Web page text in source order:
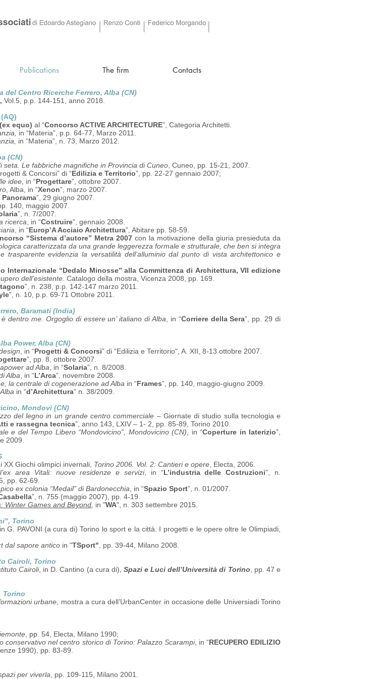
Centro Ricerche Ferrero, Alba (CN)
, Vol.5, p.p. 144-151, anno 2018.
equo) al “Concorso ACTIVE ARCHITECTURE”, Categoria Architetti.
in “Materia”, p.p. 64-77, Marzo 2011.
in “Materia”, n. 73, Marzo 2012.
(CN)
seta. Le fabbriche magnifiche in Provincia di Cuneo , Cuneo, pp. 15-21, 2007.
& Concorsi” di “Edilizia e Territorio”, pp. 22-27 gennaio 2007;
idee , in “Progettare”, ottobre 2007.
, Alba, in “Xenon”, marzo 2007.
”, 29 giugno 2007.
140, maggio 2007.
”, n. 7/2007.
ricerca , in “Costruire”, gennaio 2008.
, in “Europ’A Acciaio Architettura”, Abitare pp. 58-59.
“Sistema d’autore” Metra 2007 con la motivazione della giuria presieduta da
caratterizzata da una grande leggerezza formale e strutturale, che ben si integra
trasparenteevidenzia la versatilità dell’alluminio dal punto di vista architettonico e
Internazionale “Dedalo Minosse” alla Committenza di Architettura, VII edizione
dell’esistente. Catalogo della mostra, Vicenza 2008, pp. 169.
”, n. 238, p.p. 142-147 marzo 2011.
”, n. 10, p.p. 69-71 Ottobre 2011.
Baramati (India)
dentro me. Orgoglio di essere un’ italiano di Alba , in “Corriere della Sera”, pp. 29 di
Power, Alba (CN)
, in “Progetti & Concorsi” di “Edilizia e Territorio", A. XII, 8-13 ottobre 2007.
”, pp. 8, ottobre 2007.
ad Alba , in “Solaria”, n. 8/2008.
Alba , in “L’Arca”, novembre 2008.
la centrale di cogenerazione ad Alba in “Frames”, pp. 140, maggio-giugno 2009.
in “d’Architettura” n. 38/2009.
Mondovì (CN)
del legno in un grande centro commerciale – Giornate di studio sulla tecnologia e
e rassegna tecnica”, anno 143, LXIV – 1- 2, pp. 85-89, Torino 2010.
e del Tempo Libero “Mondovicino”, Mondovicino (CN) , in “Coperture in laterizio”,
2009.
Giochi olimpici invernali, Torino 2006. Vol. 2: Cantieri e opere , Electa, 2006.
area Vitali: nuove residenze e servizi, in “L’industria delle Costruzioni”, n.
pp. 62-69.
ex colonia “Medail” di Bardonecchia , in “Spazio Sport”, n. 01/2007.
”, n. 755 (maggio 2007), pp. 4-19.
Winter Games and Beyond in "WA", n. 303 settembre 2015.
Torino
G. PAVONI (a cura di) Torino lo sport e la città. I progetti e le opere oltre le Olimpiadi,
dal sapore antico in "TSport" , pp. 39-44, Milano 2008.
Cairoli, Torino
Cairoli, in D. Cantino (a cura di), Spazi e Luci dell’Università di Torino , pp. 47 e
Torino
urbane , mostra a cura dell’UrbanCenter in occasione delle Universiadi Torino
, pp. 54, Electa, Milano 1990;
conservativo nel centro storico di Torino: Palazzo Scarampi, in “RECUPERO EDILIZIO
1990), pp. 83-89.
per viverla , pp. 109-115, Milano 2001.
Publications The firm Contacts